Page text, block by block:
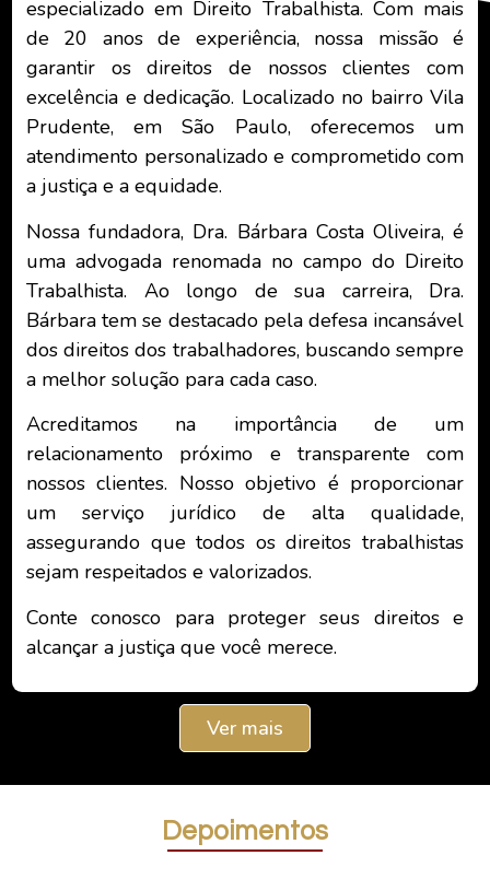
especializado em Direito Trabalhista. Com mais
de 20 anos de experiência, nossa missão é
garantir os direitos de nossos clientes com
excelência e dedicação. Localizado no bairro Vila
Prudente, em São Paulo, oferecemos um
atendimento personalizado e comprometido com
a justiça e a equidade.
Nossa fundadora, Dra. Bárbara Costa Oliveira, é
uma advogada renomada no campo do Direito
Trabalhista. Ao longo de sua carreira, Dra.
Bárbara tem se destacado pela defesa incansável
dos direitos dos trabalhadores, buscando sempre
a melhor solução para cada caso.
Acreditamos na importância de um
relacionamento próximo e transparente com
nossos clientes. Nosso objetivo é proporcionar
um serviço jurídico de alta qualidade,
assegurando que todos os direitos trabalhistas
sejam respeitados e valorizados.
Conte conosco para proteger seus direitos e
alcançar a justiça que você merece.
Ver mais
Depoimentos